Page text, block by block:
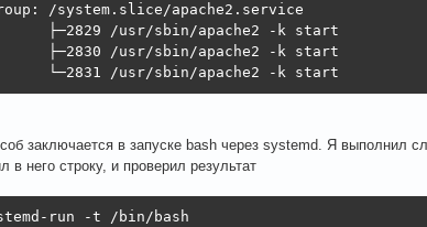
/system.slice/apache2.service
├─2829 /usr/sbin/apache2 -k start
├─2830 /usr/sbin/apache2 -k start
└─2831 /usr/sbin/apache2 -k start
заключается в запуске bash через systemd. Я выполнил
в него строку, и проверил результат
run -t /bin/bash